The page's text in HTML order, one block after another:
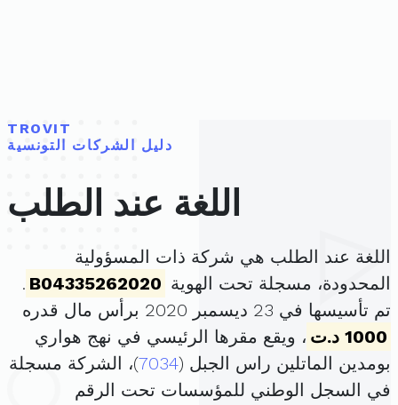
TROVIT
دليل الشركات التونسية
اللغة عند الطلب
اللغة عند الطلب هي شركة ذات المسؤولية
المحدودة، مسجلة تحت الهوية B04335262020
.
تم تأسيسها في 23 ديسمبر 2020 برأس مال قدره
1000 د.ت
، ويقع مقرها الرئيسي في نهج هواري
بومدين الماتلين راس الجبل (7034)، الشركة مسجلة
في السجل الوطني للمؤسسات تحت الرقم